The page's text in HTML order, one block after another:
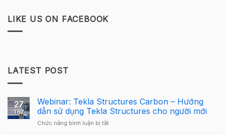
LIKE US ON FACEBOOK
LATEST POST
27
Th7
Webinar: Tekla Structures Carbon – Hướng
dẫn sử dụng Tekla Structures cho người mới
Chức năng bình luận bị tắtở